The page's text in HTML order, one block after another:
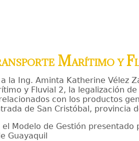
Marítimo y
la Ing. Aminta Katherine Vélez
y Fluvial 2, la legalización
con los productos
de San Cristóbal, provincia
el Modelo de Gestión presentado
Guayaquil